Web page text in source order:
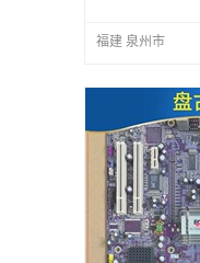
福建 泉州市